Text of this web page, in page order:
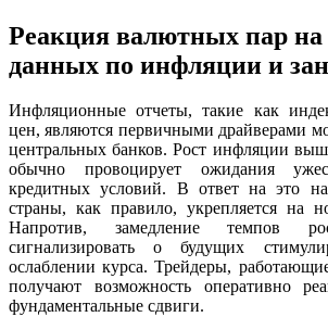
Реакция валютных пар
данных по инфляции и
Инфляционные отчеты, такие как
цен, являются первичными драйверами
центральных банков. Рост инфляции
обычно провоцирует ожидания
кредитных условий. В ответ на это
страны, как правило, укрепляется на
Напротив, замедление темпов
сигнализировать о будущих
ослаблении курса. Трейдеры,
получают возможность оперативно
фундаментальные сдвиги.